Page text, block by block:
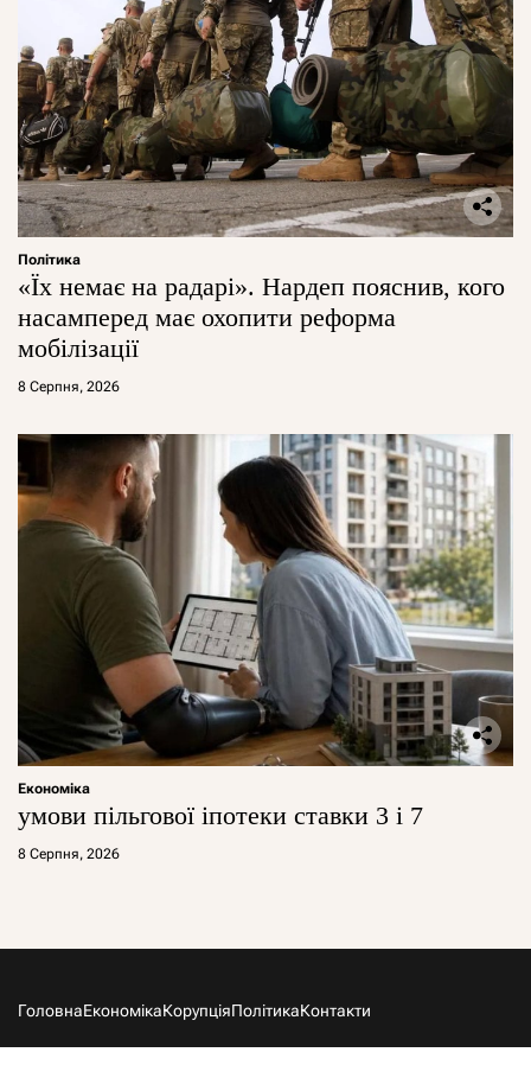
Політика
«Їх немає на радарі». Нардеп пояснив, кого
насамперед має охопити реформа
мобілізації
8 Серпня, 2026
Економіка
умови пільгової іпотеки ставки 3 і 7
8 Серпня, 2026
ГоловнаЕкономікаКорупціяПолітикаКонтакти